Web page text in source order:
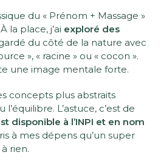
du « Prénom + Massage »
la place, j’ai exploré des
du côté de la nature avec
», « racine » ou « cocon ».
une image mentale forte.
concepts plus abstraits
L’astuce, c’est de
disponible à l’INPI et en nom
à mes dépens qu’un super
rien.